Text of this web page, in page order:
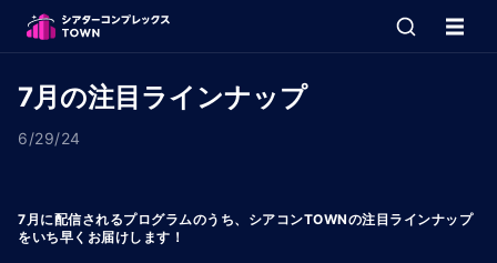
7月の注目ラインナップ
6/29/24
7月に配信されるプログラムのうち、シアコンTOWNの注目ラインナップ
をいち早くお届けします！